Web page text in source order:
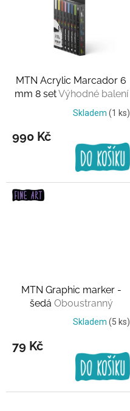
MTN Acrylic Marcador 6
mm 8 setVýhodné balení
Skladem (1 ks)
990 Kč
MTN Graphic marker -
šedá Oboustranný
Skladem (5 ks)
79 Kč